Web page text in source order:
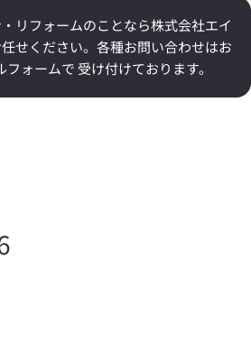
リフォームのことなら株式会社エイ
せください。 各種お問い合わせはお
ォームで 受け付けております。